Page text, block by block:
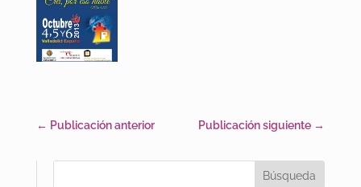
← Publicación anterior Publicación siguiente →